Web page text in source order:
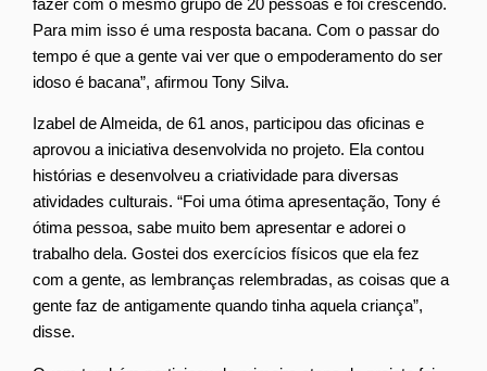
Para mim isso é uma resposta bacana. Com o passar do
tempo é que a gente vai ver que o empoderamento do ser
idoso é bacana”, afirmou Tony Silva.
Izabel de Almeida, de 61 anos, participou das oficinas e
aprovou a iniciativa desenvolvida no projeto. Ela contou
histórias e desenvolveu a criatividade para diversas
atividades culturais. “Foi uma ótima apresentação, Tony é
ótima pessoa, sabe muito bem apresentar e adorei o
trabalho dela. Gostei dos exercícios físicos que ela fez
com a gente, as lembranças relembradas, as coisas que a
gente faz de antigamente quando tinha aquela criança”,
disse.